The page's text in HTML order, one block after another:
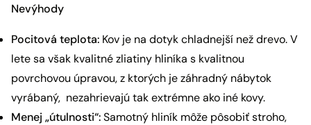
Nevýhody
Pocitová teplota: Kov je na dotyk chladnejší než drevo. V
lete sa však kvalitné zliatiny hliníka s kvalitnou
povrchovou úpravou, z ktorých je záhradný nábytok
vyrábaný, nezahrievajú tak extrémne ako iné kovy.
Menej „útulnosti“:Samotný hliník môže pôsobiť stroho,